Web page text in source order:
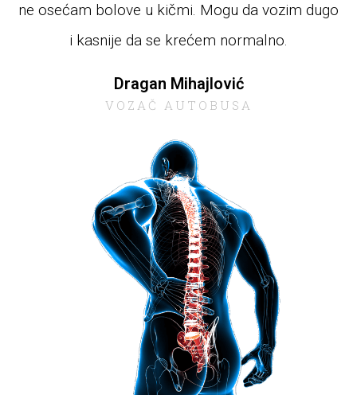
ne osećam bolove u kičmi. Mogu da vozim dugo
i kasnije da se krećem normalno.
Dragan Mihajlović
VOZAČ AUTOBUSA